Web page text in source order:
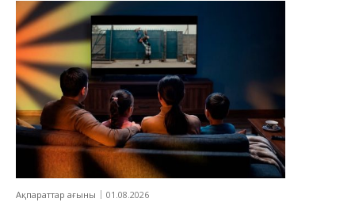
Ақпараттар ағыны 01.08.2026